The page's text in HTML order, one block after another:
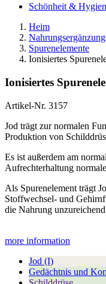
Schönheit &
Heim
Spurenelemente
Ionisiertes
Ionisiertes
Artikel-Nr. 3157
Jod trägt zur normalen
Produktion von
Es ist außerdem am
Aufrechterhaltung
Als Spurenelement trägt
Stoffwechsel- und
die Nahrung
more information
Jod (I)
Gedächtnis und